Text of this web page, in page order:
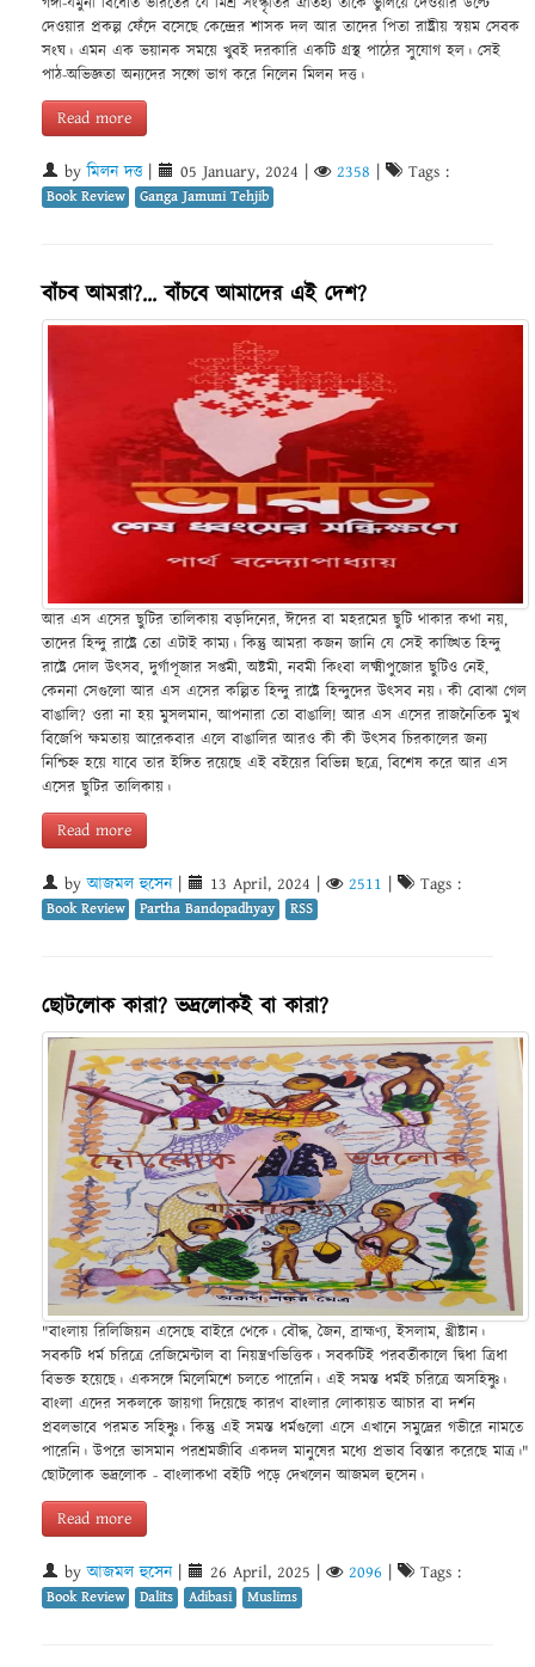
দেওয়ার প্রকল্প ফেঁদে বসেছে কেন্দ্রের শাসক দল আর তাদের পিতা রাষ্ট্রীয় স্বয়ম সেবক
সংঘ। এমন এক ভয়ানক সময়ে খুবই দরকারি একটি গ্রস্থ পাঠের সুযোগ হল। সেই
পাঠ-অভিজ্ঞতা অন্যদের সহ্গে ভাগ করে নিলেন মিলন দত্ত।
Read more
byমিলন দত্ত| 05 January, 2024 | 2358 | Tags :
Book Review Ganga Jamuni Tehjib
বাঁচব আমরা?... বাঁচবে আমাদের এই দেশ?
আর এস এসের ছুটির তালিকায় বড়দিনের, ঈদের বা মহরমের ছুটি থাকার কথা নয়,
তাদের হিন্দু রাষ্ট্রে তো এটাই কাম্য। কিন্তু আমরা কজন জানি যে সেই কাঙ্খিত হিন্দু
রাষ্ট্রে দোল উৎসব, দুর্গাপূজার সপ্তমী, অষ্টমী, নবমী কিংবা লক্ষ্মীপুজোর ছুটিও নেই,
কেননা সেগুলো আর এস এসের কল্পিত হিন্দু রাষ্ট্রে হিন্দুদের উৎসব নয়। কী বোঝা গেল
বাঙালি? ওরা না হয় মুসলমান, আপনারা তো বাঙালি! আর এস এসের রাজনৈতিক মুখ
বিজেপি ক্ষমতায় আরেকবার এলে বাঙালির আরও কী কী উৎসব চিরকালের জন্য
নিশ্চিহ্ন হয়ে যাবে তার ইঙ্গিত রয়েছে এই বইয়ের বিভিন্ন ছত্রে, বিশেষ করে আর এস
এসের ছুটির তালিকায়।
Read more
byআজমল হুসেন| 13 April, 2024 | 2511 | Tags :
Book Review Partha Bandopadhyay RSS
ছোটলোক কারা? ভদ্রলোকই বা কারা?
"বাংলায় রিলিজিয়ন এসেছে বাইরে থেকে। বৌদ্ধ, জৈন, ব্রাহ্মণ্য, ইসলাম, খ্রীষ্টান।
সবকটি ধর্ম চরিত্রে রেজিমেন্টাল বা নিয়ন্ত্রণভিত্তিক। সবকটিই পরবর্তীকালে দ্বিধা ত্রিধা
বিভক্ত হয়েছে। একসঙ্গে মিলেমিশে চলতে পারেনি‌। এই সমস্ত ধর্মই চরিত্রে অসহিষ্ণু।
বাংলা এদের সকলকে জায়গা দিয়েছে কারণ বাংলার লোকায়ত আচার বা দর্শন
প্রবলভাবে পরমত সহিষ্ণু। কিন্তু এই সমস্ত ধর্মগুলো এসে এখানে সমুদ্রের গভীরে নামতে
পারেনি। উপরে ভাসমান পরশ্রমজীবি একদল মানুষের মধ্যে প্রভাব বিস্তার করেছে মাত্র।"
ছোটলোক ভদ্রলোক - বাংলাকথা বইটি পড়ে দেখলেন আজমল হুসেন।
Read more
byআজমল হুসেন| 26 April, 2025 | 2096 | Tags :
Book Review Dalits Adibasi Muslims